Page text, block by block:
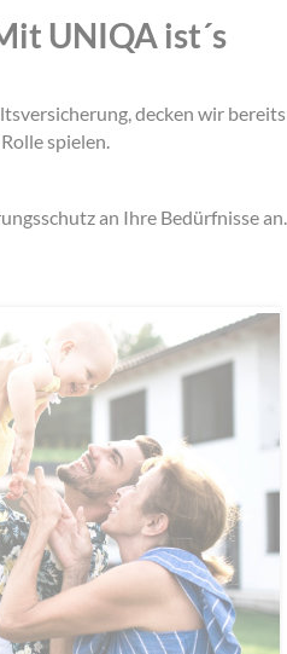
UNIQA ist´s
decken wir bereits
spielen.
an Ihre Bedürfnisse an.